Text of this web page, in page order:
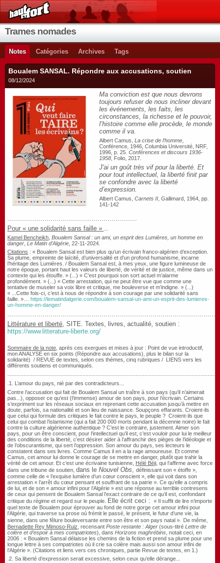
Trames nomades
Notes Catégories Archives Tags
Boualem SANSAL. Répondre aux accusations, soutien
08/12/2024
Ma conviction est que nous devrons
toujours refuser de nous incliner devant
les événements, les faits, les
circonstances, la richesse et le pouvoir,
l’histoire comme elle procède, le monde
comme il va.
Albert Camus, La crise de l’homme,
Conférence, 1946, Columbia Université, NRF,
1996, p. 25. Conférences et discours 1936-
1958, Folio, 2017.
J'ai un goût très vif pour la liberté. Et
pour tout intellectuel, la liberté finit par
se confondre avec la liberté
d’expression.
Albert Camus, Carnets II, Gallimard, 1964, pp.
141-142
Pour « une solidarité sans faille »
Kamel Bencheikh Boualem Sansal : un ami, un esprit des Lumières, un homme en
danger Le Matin d’Algérie , 22-11-2024.
Citations : « Boualem Sansal est bien plus qu’un écrivain franco-algérien d’exception.
Sa plume, empreinte de laïcité, d’universalité et d’un profond humanisme, incarne
l’héritage des Lumières. / Boualem Sansal est, à mes yeux, une figure lumineuse de
notre époque, portant haut les valeurs de liberté, de vérité et de justice, même dans un
contexte qui les étouffe. » (...) « C’est pourquoi son sort actuel m’alarme
profondément. » (...) « Cette arrestation, qui ne peut être vue que comme une
tentative de museler sa voix libre et critique, me bouleverse et m’indigne. » (...)
« ...Cette fois-ci, c’est à nous de répondre à son courage par une solidarité sans
faille. »… https://lematindalgerie.com/boualem-sansal-un-ami-un-esprit-des-lumieres-
un-homme-en-danger/
Littérature et liberté , SITE. Textes, livres, actualité, soutien :
https://www.litterature-liberte.org/
Sommaire de la note , après ces exergues et mises à jour : Point de vue introductif,
mon ANALYSE en six points (Répondre aux accusations), plus le bilan sur la
solidarité) / REVUE de textes, selon ces thèmes, cinq rubriques / LIENS vers les
différents soutiens et communiqués.
.1. L’amour du pays, nié par des contradicteurs..
Contre l’accusation qui fait de Boualem Sansal un traître à son pays (qu’il n’aimerait
pas...), opposer ce qu’est (l’immense) amour de son pays , pour l’écrivain. Certains
s’expriment sur les réseaux sociaux en reprenant cette accusation jusqu’à mettre en
doute, parfois, sa nationalité et son lieu de naissance. Soupçons effarants. Croient-ils
que celui qui formule des critiques le fait contre le pays, le peuple ? Croient-ils que
celui qui combat l’islamisme (qui a fait 200 000 morts pendant la décennie noire) le fait
contre la culture algérienne authentique ? C’est le contraire, justement. Aimer son
pays, pour un être conscient, pour l’intellectuel qu’il est, c’est vouloir pour lui le meilleur
des conditions de la liberté, c’est désirer aider à l’affranchir des pièges de l’idéologie et
de l’obscurantisme, qui sert l’oppression. Son amour du pays, ses lecteurs le
constatent dans ses livres. Comme Camus il en a la rage amoureuse. Et comme
Camus, cet amour lui donne le courage de se mettre en danger, plutôt que trahir la
vérité de cet amour. Et c’est une écrivaine tunisienne, Hélé Béji , qui l’affirme avec force
dans une tribune de soutien, dans le Nouvel Obs définissant son « étoffe »
comme celle de « l’exquise lumière d’un cœur conscient » , elle qui voit dans son
arrestation « l’arrêt du cœur pensant et souffrant de sa patrie » . Ce qu’elle a compris
de lui, et de son « amour infini pour l’Algérie » est une réponse au terrible contresens
de ceux qui pensent de Boualem Sansal l’exact contraire de ce qu’il est, confondant
critique du régime et regard sur le peuple.
Elle écrit ceci : « Il suffit de lire n’importe
quel texte de Boualem pour éprouver au fond de notre gorge cet amour infini pour
l’Algérie, qui traverse sa prose où frémit le passé, le présent, le futur d’une vie, la
sienne, dans une fêlure bouleversante entre son être et son pays natal »
De même,
Bernadette Rey Mimoso-Ruiz , recensant Poste restante : Alger (sous-titré Lettre de
colère et d’espoir à mes compatriotes), dans Horizons maghrébins , notait ceci, en
2006 : « Boualem Sansal délaisse les chemins de la fiction et prend sa plume pour une
longue lettre à ses compatriotes où il crie sa colère mais aussi son amour infini de
l’Algérie » . (Citations et liens vers ces chroniques, partie Revue de textes, en 1.)
.2. Sa liberté d’expression serait excessive, selon ceux qu’elle dérange...